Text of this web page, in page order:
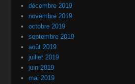
décembre 2019
novembre 2019
octobre 2019
septembre 2019
août 2019
juillet 2019
juin 2019
mai 2019